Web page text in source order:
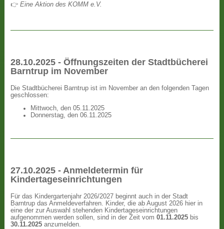
👉Eine Aktion des KOMM e.V.
28.10.2025 - Öffnungszeiten der Stadtbücherei
Barntrup im November
Die Stadtbücherei Barntrup ist im November an den folgenden Tagen
geschlossen:
Mittwoch, den 05.11.2025
Donnerstag, den 06.11.2025
27.10.2025 - Anmeldetermin für
Kindertageseinrichtungen
Für das Kindergartenjahr 2026/2027 beginnt auch in der Stadt
Barntrup das Anmeldeverfahren. Kinder, die ab August 2026 hier in
eine der zur Auswahl stehenden Kindertageseinrichtungen
aufgenommen werden sollen, sind in der Zeit vom01.11.2025 bis
30.11.2025 anzumelden.